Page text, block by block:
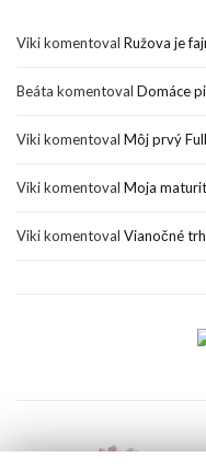
Vikikomentoval Ružova je
Beáta komentoval Domáce
Vikikomentoval Môj prvý
Vikikomentoval Moja
Vikikomentoval Vianočné